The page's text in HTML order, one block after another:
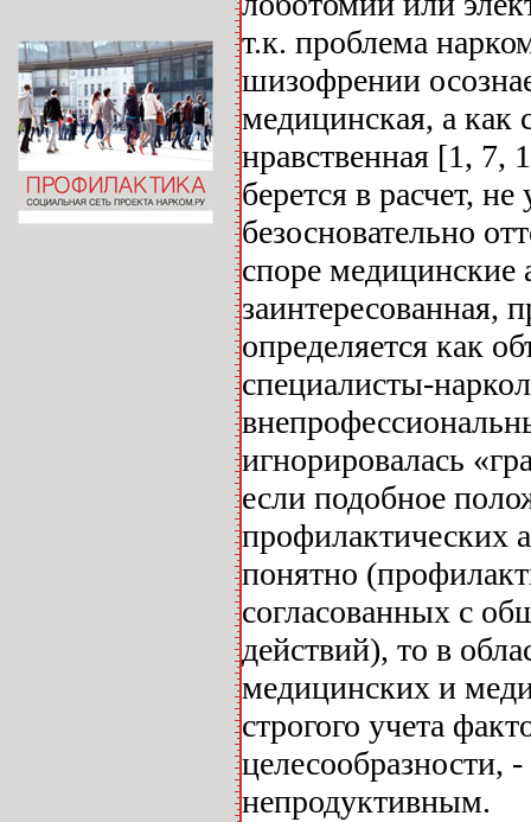
т.к. проблема
шизофрении
медицинская, а как
нравственная [1, 7,
берется в расчет,
безосновательно
споре медицинские
заинтересованная,
определяется как
специалисты-
игнорировалась
если подобное
профилактических
понятно
согласованных с
действий), то в
медицинских и
строгого учета
целесообразности,
непродуктивным.